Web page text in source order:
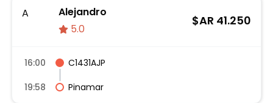
A
Alejandro
5.0
$AR 41.250
16:00
C1431AJP
19:58
Pinamar